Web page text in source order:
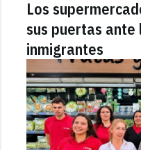
Los
sus puertas ante
inmigrantes